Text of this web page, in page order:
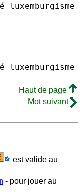
luxemburgisme
luxemburgisme
Haut de page
Mot suivant
est valide au
- pour jouer au